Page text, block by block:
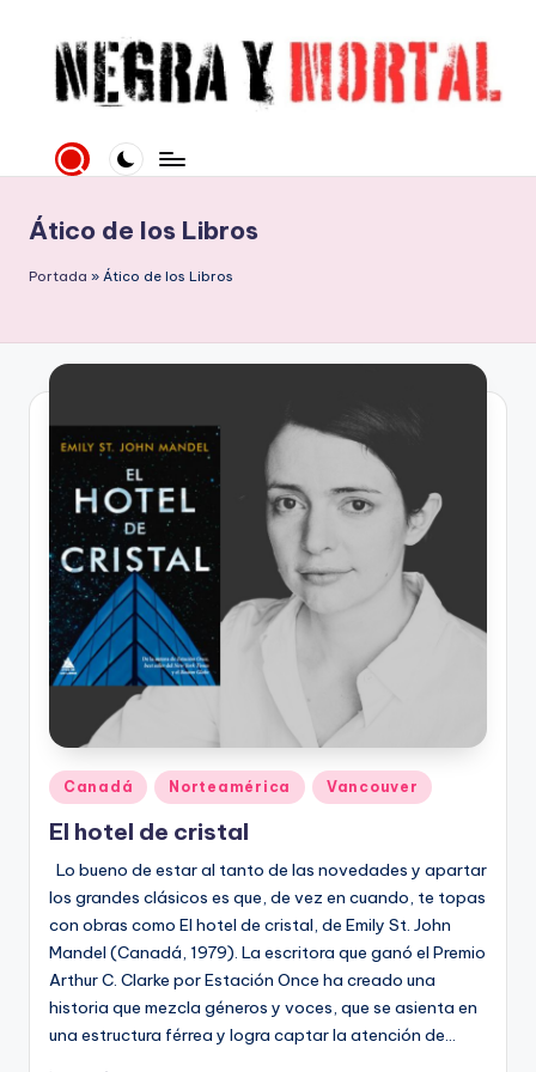
contenido
e
g
r
a
M
rt
al
literaria
a
la
Novela
mucho
más
Ático de los Libros
Portada » Ático de los Libros
Publicado
en
Canadá Norteamérica Vancouver
El hotel de cristal
Lo bueno de estar al tanto de las novedades y apartar
los grandes clásicos es que, de vez en cuando, te topas
con obras como El hotel de cristal, de Emily St. John
Mandel (Canadá, 1979). La escritora que ganó el Premio
Arthur C. Clarke por Estación Once ha creado una
historia que mezcla géneros y voces, que se asienta en
una estructura férrea y logra captar la atención de…